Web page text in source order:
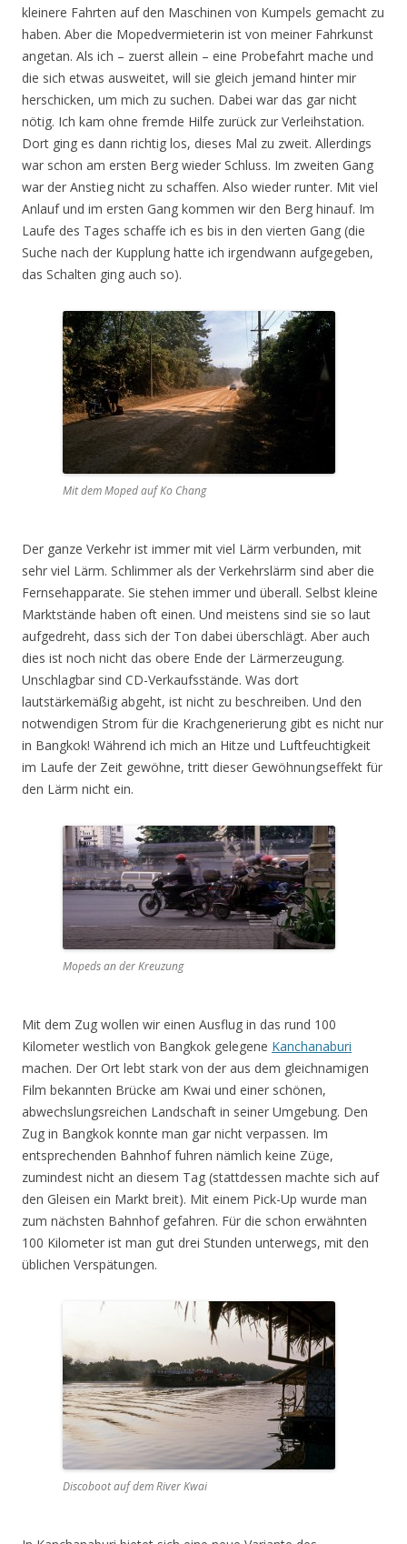
kleinere Fahrten auf den Maschinen von Kumpels gemacht zu
haben. Aber die Mopedvermieterin ist von meiner Fahrkunst
angetan. Als ich – zuerst allein – eine Probefahrt mache und
die sich etwas ausweitet, will sie gleich jemand hinter mir
herschicken, um mich zu suchen. Dabei war das gar nicht
nötig. Ich kam ohne fremde Hilfe zurück zur Verleihstation.
Dort ging es dann richtig los, dieses Mal zu zweit. Allerdings
war schon am ersten Berg wieder Schluss. Im zweiten Gang
war der Anstieg nicht zu schaffen. Also wieder runter. Mit viel
Anlauf und im ersten Gang kommen wir den Berg hinauf. Im
Laufe des Tages schaffe ich es bis in den vierten Gang (die
Suche nach der Kupplung hatte ich irgendwann aufgegeben,
das Schalten ging auch so).
Mit dem Moped auf Ko Chang
Der ganze Verkehr ist immer mit viel Lärm verbunden, mit
sehr viel Lärm. Schlimmer als der Verkehrslärm sind aber die
Fernsehapparate. Sie stehen immer und überall. Selbst kleine
Marktstände haben oft einen. Und meistens sind sie so laut
aufgedreht, dass sich der Ton dabei überschlägt. Aber auch
dies ist noch nicht das obere Ende der Lärmerzeugung.
Unschlagbar sind CD-Verkaufsstände. Was dort
lautstärkemäßig abgeht, ist nicht zu beschreiben. Und den
notwendigen Strom für die Krachgenerierung gibt es nicht nur
in Bangkok! Während ich mich an Hitze und Luftfeuchtigkeit
im Laufe der Zeit gewöhne, tritt dieser Gewöhnungseffekt für
den Lärm nicht ein.
Mopeds an der Kreuzung
Mit dem Zug wollen wir einen Ausflug in das rund 100
Kilometer westlich von Bangkok gelegene Kanchanaburi
machen. Der Ort lebt stark von der aus dem gleichnamigen
Film bekannten Brücke am Kwai und einer schönen,
abwechslungsreichen Landschaft in seiner Umgebung. Den
Zug in Bangkok konnte man gar nicht verpassen. Im
entsprechenden Bahnhof fuhren nämlich keine Züge,
zumindest nicht an diesem Tag (stattdessen machte sich auf
den Gleisen ein Markt breit). Mit einem Pick-Up wurde man
zum nächsten Bahnhof gefahren. Für die schon erwähnten
100 Kilometer ist man gut drei Stunden unterwegs, mit den
üblichen Verspätungen.
Discoboot auf dem River Kwai